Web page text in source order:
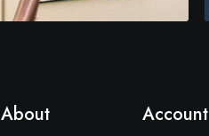
About Account